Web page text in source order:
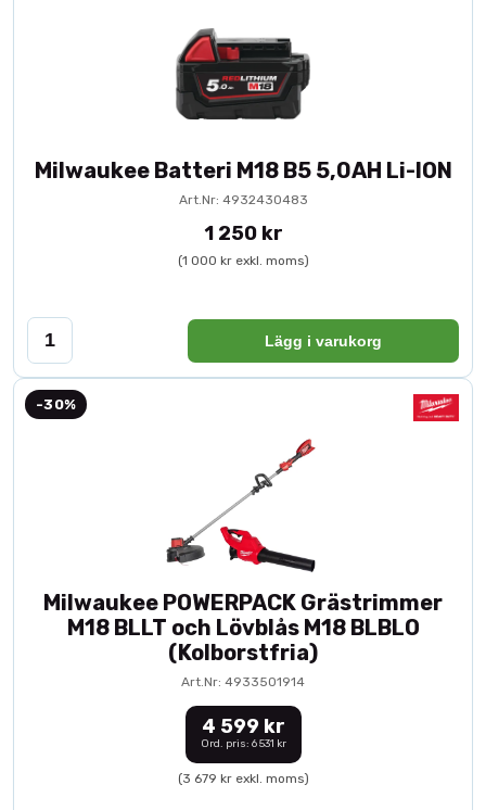
Milwaukee Batteri M18 B5 5,0AH Li-ION
Art.Nr: 4932430483
1 250 kr
(1 000 kr exkl. moms)
Lägg i varukorg
-30%
Milwaukee POWERPACK Grästrimmer
M18 BLLT och Lövblås M18 BLBLO
(Kolborstfria)
Art.Nr: 4933501914
4 599 kr
Ord. pris: 6 531 kr
(3 679 kr exkl. moms)